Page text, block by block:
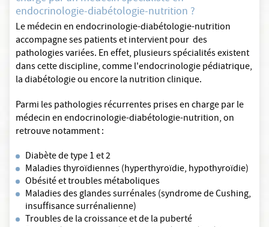
endocrinologie-diabétologie-nutrition ?
Le médecin en endocrinologie-diabétologie-nutrition
accompagne ses patients et intervient pour des
pathologies variées. En effet, plusieurs spécialités existent
dans cette discipline, comme l'endocrinologie pédiatrique,
la diabétologie ou encore la nutrition clinique.
Parmi les pathologies récurrentes prises en charge par le
médecin en endocrinologie-diabétologie-nutrition, on
retrouve notamment :
Diabète de type 1 et 2
Maladies thyroïdiennes (hyperthyroïdie, hypothyroïdie)
Obésité et troubles métaboliques
Maladies des glandes surrénales (syndrome de Cushing,
insuffisance surrénalienne)
Troubles de la croissance et de la puberté